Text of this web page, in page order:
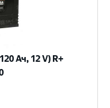
Ач, 12 V) R+